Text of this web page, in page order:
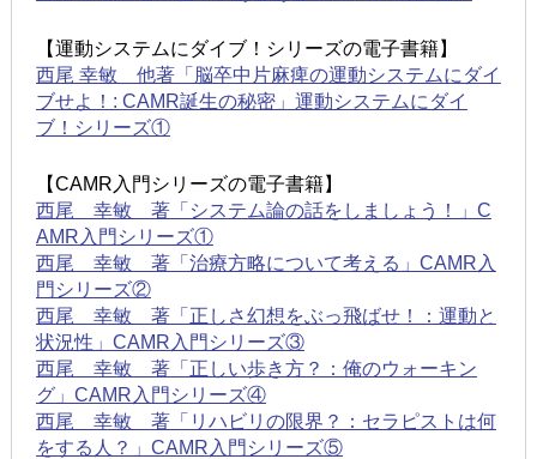
【運動システムにダイブ！シリーズの電子書籍】
西尾 幸敏 他著「脳卒中片麻痺の運動システムにダイ
ブせよ！: CAMR誕生の秘密」運動システムにダイ
ブ！シリーズ①
【CAMR入門シリーズの電子書籍】
西尾 幸敏 著「システム論の話をしましょう！」C
AMR入門シリーズ①
西尾 幸敏 著「治療方略について考える」CAMR入
門シリーズ②
西尾 幸敏 著「正しさ幻想をぶっ飛ばせ！：運動と
状況性」CAMR入門シリーズ③
西尾 幸敏 著「正しい歩き方？：俺のウォーキン
グ」CAMR入門シリーズ④
西尾 幸敏 著「リハビリの限界？：セラピストは何
をする人？」CAMR入門シリーズ⑤